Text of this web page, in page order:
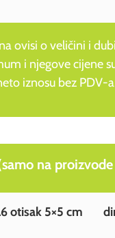
ovisi o veličini i
i njegove
iznosu bez PDV-
na
otisak 5×5 cm